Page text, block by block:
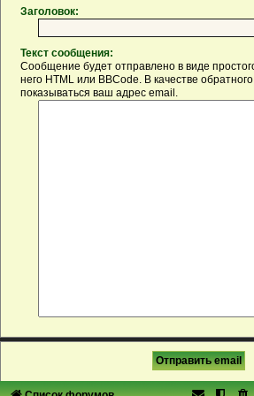
Заголовок:
Текст сообщения:
Сообщение будет отправлено в виде
него HTML или BBCode. В качестве
показываться ваш адрес email.